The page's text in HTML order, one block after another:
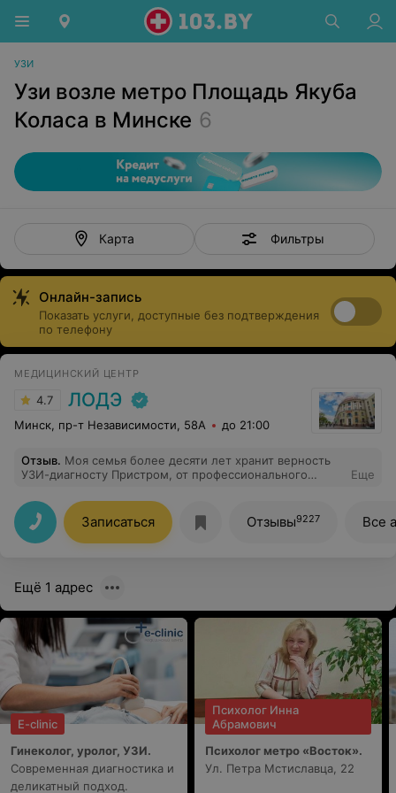
УЗИ
Узи возле метро Площадь Якуба
Коласа в Минске 6
Карта Фильтры
Онлайн-запись
Показать услуги, доступные без подтверждения
по телефону
МЕДИЦИНСКИЙ ЦЕНТР
4.7 ЛОДЭ
Минск, пр-т Независимости, 58А до 21:00
Отзыв. Моя семья более десяти лет хранит верность
УЗИ-диагносту Пристром, от профессионального
детали. Огромное спасибо!
Еще
Записаться Отзывы9227 Все
Ещё 1 адрес
E-clinic
Гинеколог, уролог, УЗИ.
Современная диагностика и
деликатный подход.
Психолог Инна
Абрамович
Психолог метро «Восток».
Ул. Петра Мстиславца, 22